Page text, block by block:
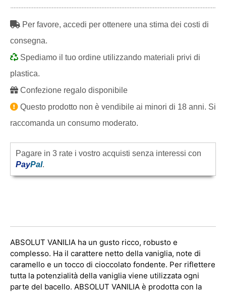
Per favore, accedi per ottenere una stima dei costi di
consegna.
Spediamo il tuo ordine utilizzando materiali privi di
plastica.
Confezione regalo disponibile
Questo prodotto non è vendibile ai minori di 18 anni. Si
raccomanda un consumo moderato.
Pagare in 3 rate i vostro acquisti senza interessi con
PayPal.
ABSOLUT VANILIA ha un gusto ricco, robusto e
complesso. Ha il carattere netto della vaniglia, note di
caramello e un tocco di cioccolato fondente. Per riflettere
tutta la potenzialità della vaniglia viene utilizzata ogni
parte del bacello. ABSOLUT VANILIA è prodotta con la